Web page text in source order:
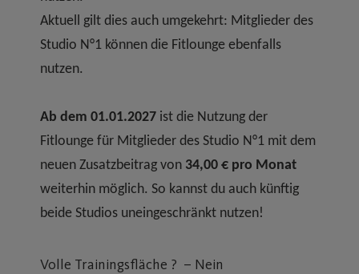
Aktuell gilt dies auch umgekehrt: Mitglieder des
Studio N°1 können die Fitlounge ebenfalls
nutzen.
Ab dem 01.01.2027 ist die Nutzung der
Fitlounge für Mitglieder des Studio N°1 mit dem
neuen Zusatzbeitrag von 34,00 € pro Monat
weiterhin möglich. So kannst du auch künftig
beide Studios uneingeschränkt nutzen!
Volle Trainingsfläche ? – Nein